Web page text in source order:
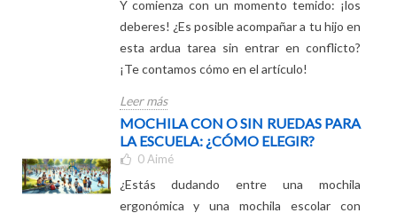
Son las 6 de la tarde. Acabas de regresar a
casa. La rutina nocturna puede comenzar...
Y comienza con un momento temido: ¡los
deberes! ¿Es posible acompañar a tu hijo en
esta ardua tarea sin entrar en conflicto?
¡Te contamos cómo en el artículo!
Leer más
MOCHILA CON O SIN RUEDAS PARA
LA ESCUELA: ¿CÓMO ELEGIR?
0Aimé